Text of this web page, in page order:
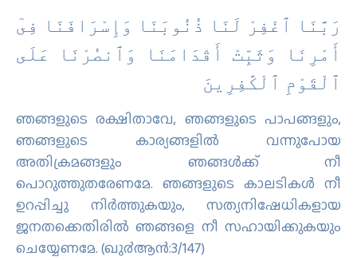
رَبَّنَا ٱغْفِرْ لَنَا ذُنُوبَنَا وَإِسْرَافَنَا فِىٓ
أَمْرِنَا وَثَبِّتْ أَقْدَامَنَا وَٱنصُرْنَا عَلَى
ٱلْقَوْمِ ٱلْكَٰفِرِينَ
ഞങ്ങളുടെ രക്ഷിതാവേ, ഞങ്ങളുടെ പാപങ്ങളും,
ഞങ്ങളുടെ കാര്യങ്ങളില്‍ വന്നുപോയ
അതിക്രമങ്ങളും ഞങ്ങള്‍ക്ക് നീ
പൊറുത്തുതരേണമേ. ഞങ്ങളുടെ കാലടികള്‍ നീ
ഉറപ്പിച്ചു നിര്‍ത്തുകയും, സത്യനിഷേധികളായ
ജനതക്കെതിരില്‍ ഞങ്ങളെ നീ സഹായിക്കുകയും
ചെയ്യേണമേ. (ഖു൪ആന്‍:3/147)